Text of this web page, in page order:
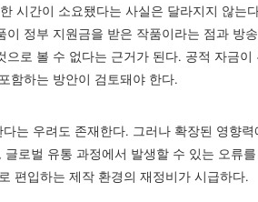
시간이 소요됐다는 사실은 달라지지 않는
정부 지원금을 받은 작품이라는 점과 방
로 볼 수 없다는 근거가 된다. 공적 자금
함하는 방안이 검토돼야 한다.
는 우려도 존재한다. 그러나 확장된 영향
로벌 유통 과정에서 발생할 수 있는 오류
편입하는 제작 환경의 재정비가 시급하다.